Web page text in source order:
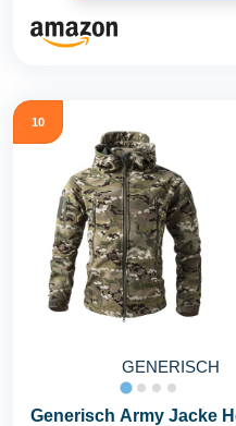
10
GENERISCH
Generisch Army Jacke